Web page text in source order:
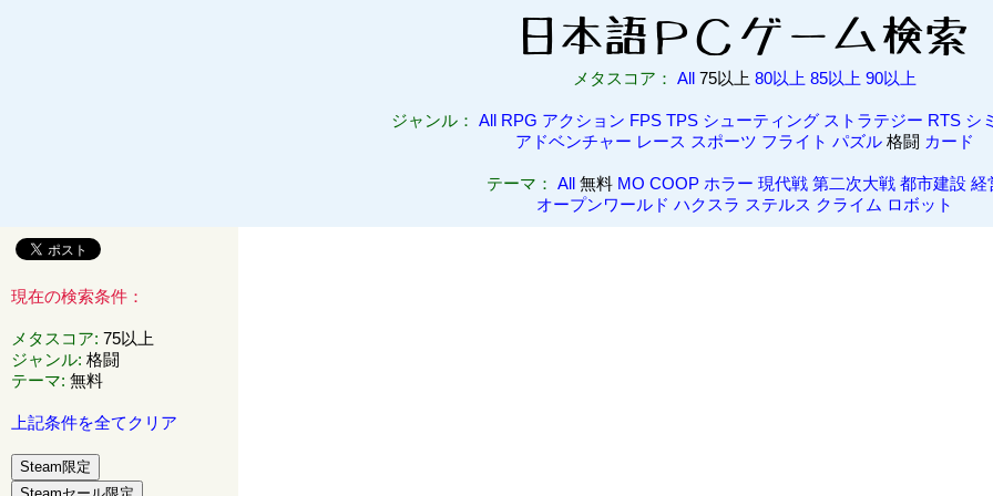
メタスコア： All 75以上 80以上 85以上 90以上
ジャンル： All RPG アクション FPS TPS シューティング ストラテジー RTS シ
アドベンチャー レース スポーツ フライト パズル 格闘 カード
テーマ： All無料 MO COOP ホラー 現代戦 第二次大戦 都市建設 経
オープンワールド ハクスラ ステルス クライム ロボット
現在の検索条件：
メタスコア: 75以上
ジャンル: 格闘
テーマ: 無料
上記条件を全てクリア